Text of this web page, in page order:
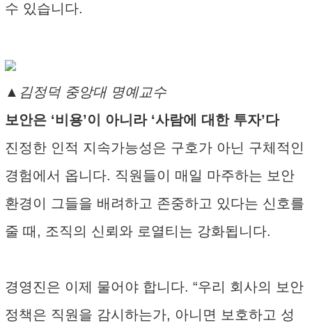
수 있습니다.
▲김정덕 중앙대 명예교수
보안은 ‘비용’이 아니라 ‘사람에 대한 투자’다
진정한 인적 지속가능성은 구호가 아닌 구체적인
경험에서 옵니다. 직원들이 매일 마주하는 보안
환경이 그들을 배려하고 존중하고 있다는 신호를
줄 때, 조직의 신뢰와 로열티는 강화됩니다.
경영진은 이제 물어야 합니다. “우리 회사의 보안
정책은 직원을 감시하는가, 아니면 보호하고 성